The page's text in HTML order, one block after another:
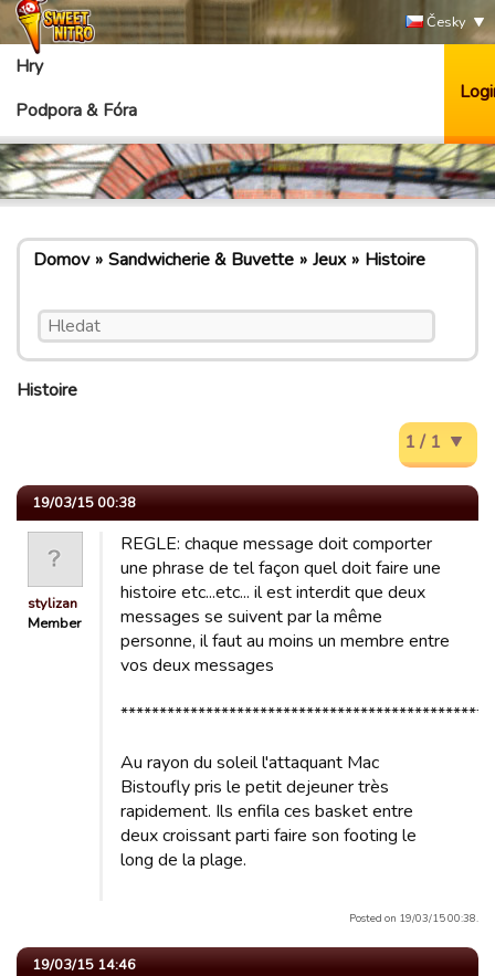
Česky
Hry
Podpora & Fóra
Domov Sandwicherie & Buvette Jeux Histoire
Histoire
1 / 1
19/03/15 00:38
stylizan
Member
REGLE: chaque message doit comporter
une phrase de tel façon quel doit faire une
histoire etc...etc... il est interdit que deux
messages se suivent par la même
personne, il faut au moins un membre entre
vos deux messages
Au rayon du soleil l'attaquant Mac
Bistoufly pris le petit dejeuner très
rapidement. Ils enfila ces basket entre
deux croissant parti faire son footing le
long de la plage.
Posted on 19/03/15 00:38.
19/03/15 14:46